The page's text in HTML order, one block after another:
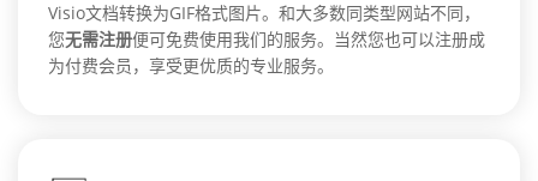
Visio文档转换为GIF格式图片。和大多数同类型网站不同，
您无需注册便可免费使用我们的服务。当然您也可以注册成
为付费会员，享受更优质的专业服务。